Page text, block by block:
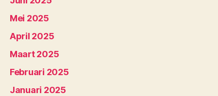
Mei 2025
April 2025
Maart 2025
Februari 2025
Januari 2025